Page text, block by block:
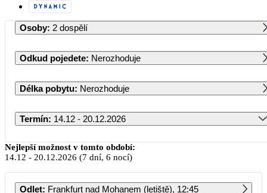
Osoby: 2 dospělí
Odkud pojedete: Nerozhoduje
Délka pobytu: Nerozhoduje
Termín: 14.12 - 20.12.2026
Prosinec 2026
PO ÚT ST ČT PÁ SO NE
Nejlepší možnost v tomto období:
14.12 - 20.12.2026 (7 dní, 6 nocí)
Odlet: Frankfurt nad Mohanem (letiště), 12:45